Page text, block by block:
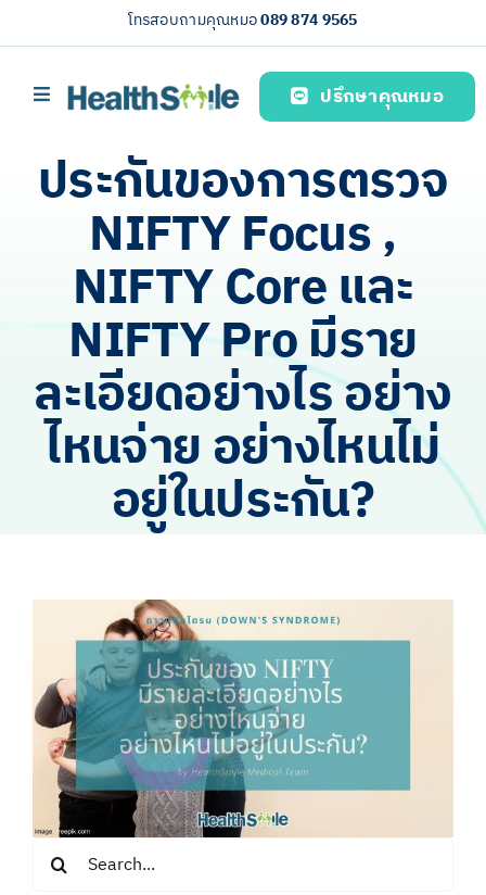
to
โทรสอบถามคุณหมอ089 874 9565
Toggle
บริการของเรา (Our services)
ความรู้สุขภาพ
เกี่ยวกับเรา
ไทย
ปรึกษาคุณหมอ
ประกันของการตรวจ
NIFTY Focus ,
NIFTY Core และ
NIFTY Pro มีราย
ละเอียดอย่างไร อย่าง
ไหนจ่าย อย่างไหนไม่
อยู่ในประกัน?
Search
for: